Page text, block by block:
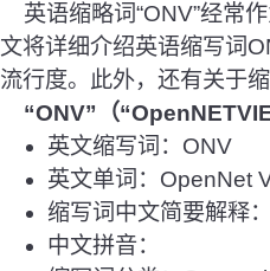
英语缩略词“ONV”经常
文将详细介绍英语缩写词
流行度。此外，还有关于
“ONV”（
英文缩写词：ONV
英文单词：OpenNet
缩写词中文简要解释
中文拼音：